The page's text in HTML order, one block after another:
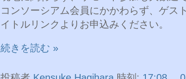
コンソーシアム会員にかかわらず、ゲス
イトルリンクよりお申込みください。
続きを読む »